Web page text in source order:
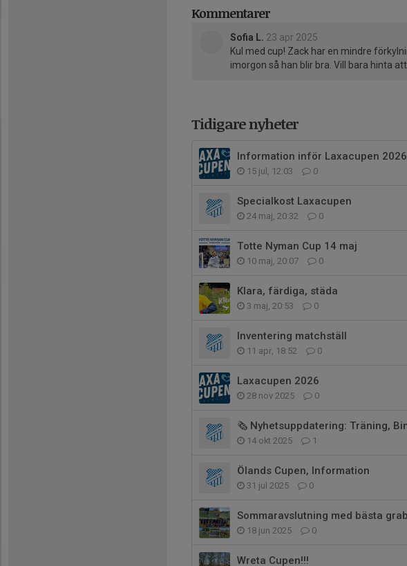
Kommentarer
Sofia L. 23 apr 2025
Kul med cup! Zack har en mindre
imorgon så han blir bra. Vill bara hinta
Tidigare nyheter
Information inför Laxacupen
15 jul, 12:03 0
Specialkost Laxacupen
24 maj, 20:32 0
Totte Nyman Cup 14 maj
10 maj, 20:07 0
Klara, färdiga, städa
3 maj, 20:53 0
Inventering matchställ
11 apr, 18:52 0
Laxacupen 2026
28 nov 2025 0
🗞️ Nyhetsuppdatering: Träning,
14 okt 2025 1
Ölands Cupen, Information
31 jul 2025 0
Sommaravslutning med bästa
18 jun 2025 0
Wreta Cupen!!!